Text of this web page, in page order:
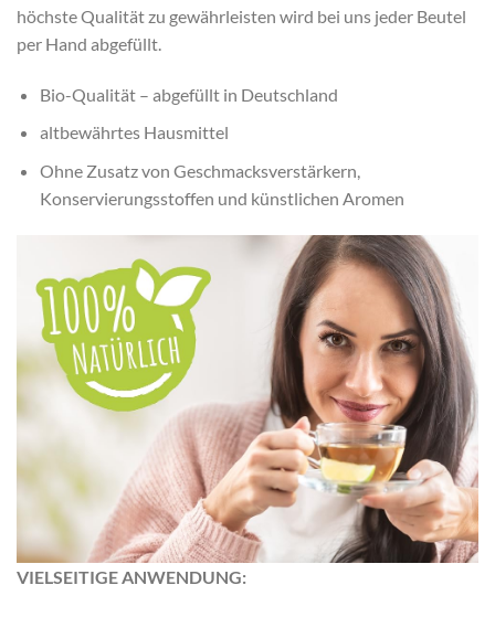
höchste Qualität zu gewährleisten wird bei uns jeder Beutel
per Hand abgefüllt.
Bio-Qualität – abgefüllt in Deutschland
altbewährtes Hausmittel
Ohne Zusatz von Geschmacksverstärkern,
Konservierungsstoffen und künstlichen Aromen
VIELSEITIGE ANWENDUNG: